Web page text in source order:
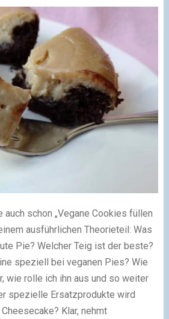
auch schon „Vegane Cookies füllen
ausführlichen Theorieteil: Was
Pie? Welcher Teig ist der beste?
speziell bei veganen Pies? Wie
wie rolle ich ihn aus und so weiter
spezielle Ersatzprodukte wird
Klar, nehmt